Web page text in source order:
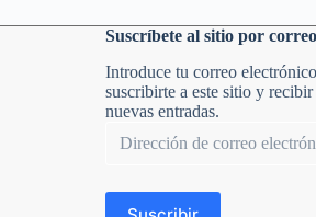
Suscríbete al sitio por
Introduce tu correo
suscribirte a este sitio y recibir
nuevas entradas.
de